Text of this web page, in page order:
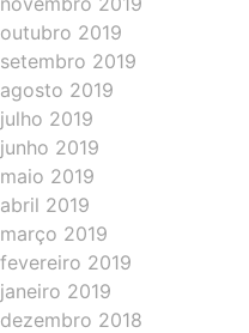
outubro 2019
setembro 2019
agosto 2019
julho 2019
junho 2019
maio 2019
abril 2019
março 2019
fevereiro 2019
janeiro 2019
dezembro 2018